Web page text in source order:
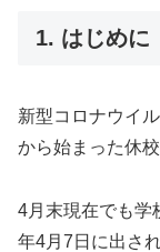
1. はじめに
新型コロナウイ
から始まった休校
4月末現在でも学
年4月7日に出さ